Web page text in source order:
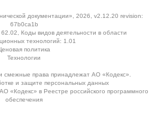
документации» , 2026, v2.12.20 revision:
67b0ca1b
Коды видов деятельности в области
технологий: 1.01
политика
Технологии
смежные права принадлежат АО «Кодекс».
и защите персональных данных
«Кодекс» в Реестре российского программного
обеспечения